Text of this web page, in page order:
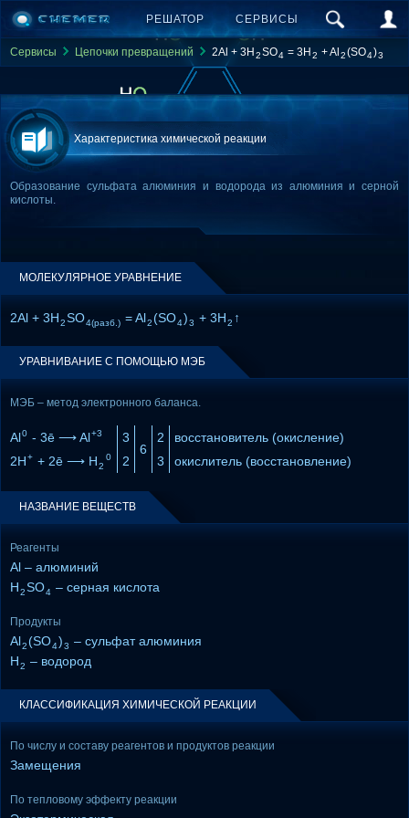
РЕШАТОР СЕРВИСЫ
Сервисы Цепочки превращений 2Al + 3H 2SO4 = 3H 2 + Al 2(SO4)3
Характеристика химической реакции
Образование сульфата алюминия и водорода из алюминия и серной
кислоты.
МОЛЕКУЛЯРНОЕ УРАВНЕНИЕ
2Al + 3H2SO4(разб.) = Al2(SO4)3 + 3H2 ↑
УРАВНИВАНИЕ С ПОМОЩЬЮ МЭБ
МЭБ – метод электронного баланса.
Al0 - 3ē ⟶ Al+3
3
6
2
восстановитель (окисление)
2H+ + 2ē ⟶ H2
0 2 3 окислитель (восстановление)
НАЗВАНИЕ ВЕЩЕСТВ
Реагенты
Al – алюминий
H2SO4 – серная кислота
Продукты
Al2 (SO4)3 – сульфат алюминия
H2 – водород
КЛАССИФИКАЦИЯ ХИМИЧЕСКОЙ РЕАКЦИИ
По числу и составу реагентов и продуктов реакции
Замещения
По тепловому эффекту реакции